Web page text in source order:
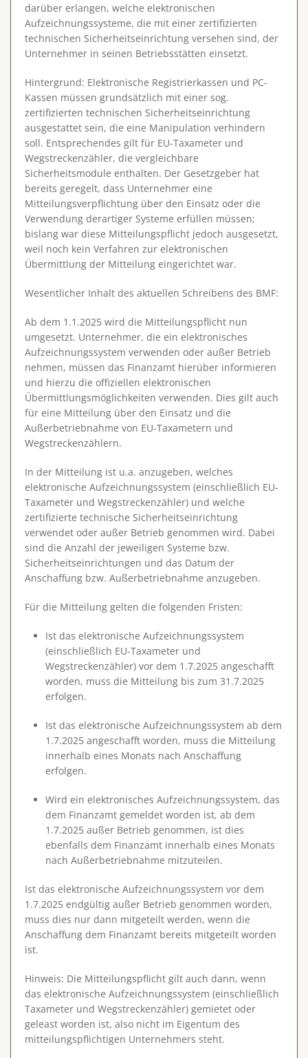
darüber erlangen, welche elektronischen
Aufzeichnungssysteme, die mit einer zertifizierten
technischen Sicherheitseinrichtung versehen sind, der
Unternehmer in seinen Betriebsstätten einsetzt.
Hintergrund: Elektronische Registrierkassen und PC-
Kassen müssen grundsätzlich mit einer sog.
zertifizierten technischen Sicherheitseinrichtung
ausgestattet sein, die eine Manipulation verhindern
soll. Entsprechendes gilt für EU-Taxameter und
Wegstreckenzähler, die vergleichbare
Sicherheitsmodule enthalten. Der Gesetzgeber hat
bereits geregelt, dass Unternehmer eine
Mitteilungsverpflichtung über den Einsatz oder die
Verwendung derartiger Systeme erfüllen müssen;
bislang war diese Mitteilungspflicht jedoch ausgesetzt,
weil noch kein Verfahren zur elektronischen
Übermittlung der Mitteilung eingerichtet war.
Wesentlicher Inhalt des aktuellen Schreibens des BMF:
Ab dem 1.1.2025 wird die Mitteilungspflicht nun
umgesetzt. Unternehmer, die ein elektronisches
Aufzeichnungssystem verwenden oder außer Betrieb
nehmen, müssen das Finanzamt hierüber informieren
und hierzu die offiziellen elektronischen
Übermittlungsmöglichkeiten verwenden. Dies gilt auch
für eine Mitteilung über den Einsatz und die
Außerbetriebnahme von EU-Taxametern und
Wegstreckenzählern.
In der Mitteilung ist u.a. anzugeben, welches
elektronische Aufzeichnungssystem (einschließlich EU-
Taxameter und Wegstreckenzähler) und welche
zertifizierte technische Sicherheitseinrichtung
verwendet oder außer Betrieb genommen wird. Dabei
sind die Anzahl der jeweiligen Systeme bzw.
Sicherheitseinrichtungen und das Datum der
Anschaffung bzw. Außerbetriebnahme anzugeben.
Für die Mitteilung gelten die folgenden Fristen:
Ist das elektronische Aufzeichnungssystem
(einschließlich EU-Taxameter und
Wegstreckenzähler) vor dem 1.7.2025 angeschafft
worden, muss die Mitteilung bis zum 31.7.2025
erfolgen.
Ist das elektronische Aufzeichnungssystem ab dem
1.7.2025 angeschafft worden, muss die Mitteilung
innerhalb eines Monats nach Anschaffung
erfolgen.
Wird ein elektronisches Aufzeichnungssystem, das
dem Finanzamt gemeldet worden ist, ab dem
1.7.2025 außer Betrieb genommen, ist dies
ebenfalls dem Finanzamt innerhalb eines Monats
nach Außerbetriebnahme mitzuteilen.
Ist das elektronische Aufzeichnungssystem vor dem
1.7.2025 endgültig außer Betrieb genommen worden,
muss dies nur dann mitgeteilt werden, wenn die
Anschaffung dem Finanzamt bereits mitgeteilt worden
ist.
Hinweis: Die Mitteilungspflicht gilt auch dann, wenn
das elektronische Aufzeichnungssystem (einschließlich
Taxameter und Wegstreckenzähler) gemietet oder
geleast worden ist, also nicht im Eigentum des
mitteilungspflichtigen Unternehmers steht.